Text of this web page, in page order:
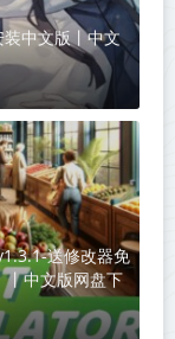
中文版丨中文
送修改器免
丨中文版网盘下